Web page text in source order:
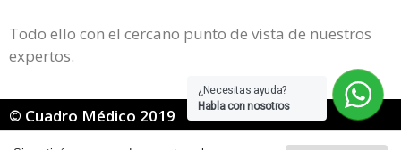
¿Necesitas ayuda?
Habla con nosotros
Todo ello con el cercano punto de vista de nuestros
expertos.
© Cuadro Médico 2019